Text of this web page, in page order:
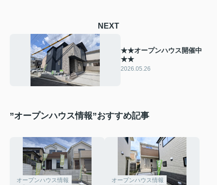
NEXT
★★オープンハウス開催中
★★
2026.05.26
”オープンハウス情報”おすすめ記事
オープンハウス情報 オープンハウス情報